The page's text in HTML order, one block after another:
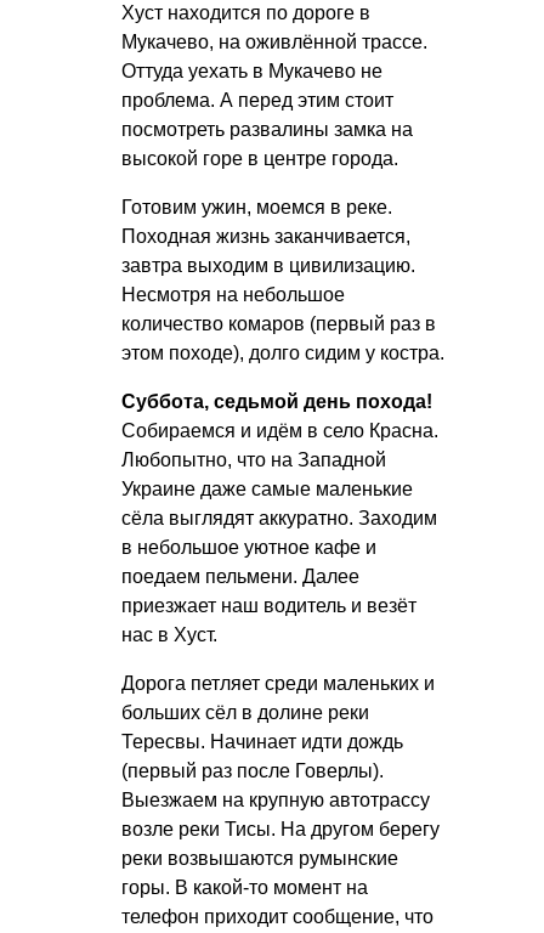
Хуст находится по дороге в
Мукачево, на оживлённой трассе.
Оттуда уехать в Мукачево не
проблема. А перед этим стоит
посмотреть развалины замка на
высокой горе в центре города.
Готовим ужин, моемся в реке.
Походная жизнь заканчивается,
завтра выходим в цивилизацию.
Несмотря на небольшое
количество комаров (первый раз в
этом походе), долго сидим у костра.
Суббота, седьмой день похода!
Собираемся и идём в село Красна.
Любопытно, что на Западной
Украине даже самые маленькие
сёла выглядят аккуратно. Заходим
в небольшое уютное кафе и
поедаем пельмени. Далее
приезжает наш водитель и везёт
нас в Хуст.
Дорога петляет среди маленьких и
больших сёл в долине реки
Тересвы. Начинает идти дождь
(первый раз после Говерлы).
Выезжаем на крупную автотрассу
возле реки Тисы. На другом берегу
реки возвышаются румынские
горы. В какой-то момент на
телефон приходит сообщение, что